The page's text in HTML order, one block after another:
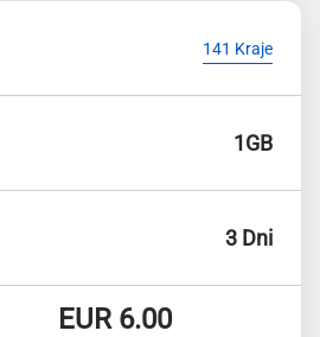
141 Kraje
1GB
3 Dni
EUR6.00